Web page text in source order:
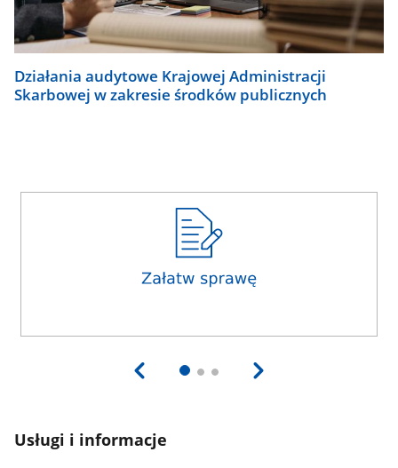
Działania audytowe Krajowej Administracji
Skarbowej w zakresie środków publicznych
Usługi i informacje